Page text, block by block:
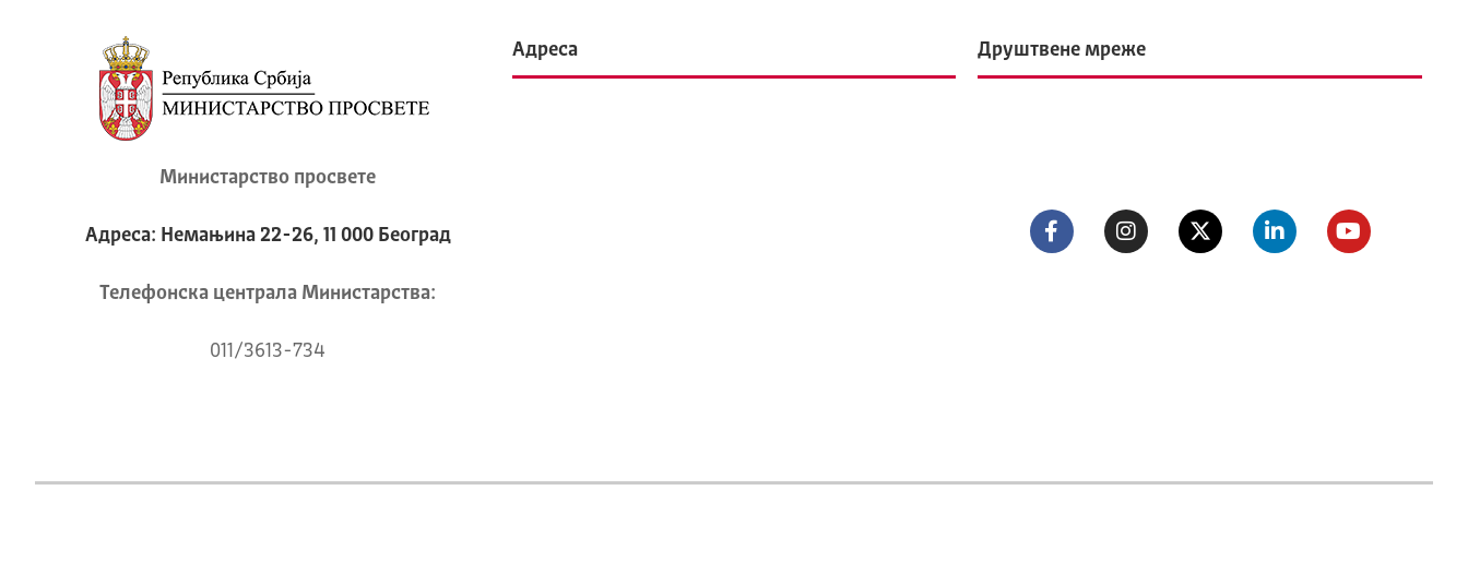
Министарство просвете
Адреса: Немањина 22-26, 11 000 Београд
Телeфонска централа Mинистарства:
011/3613-734
Адреса Друштвене мреже